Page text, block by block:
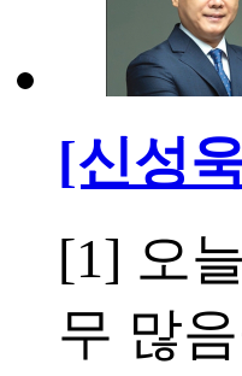
[신성
[1] 오
무 많